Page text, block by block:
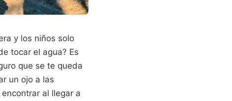
y los niños solo
tocar el agua? Es
que se te queda
un ojo a las
al llegar a